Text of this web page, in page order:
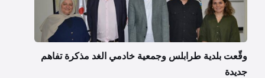
وقّعت بلدية طرابلس وجمعية خادمي الغد مذكرة تفاهم
جديدة